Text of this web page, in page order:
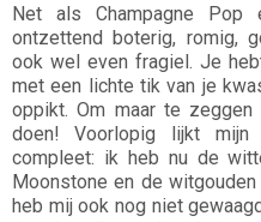
Net als Champagne
ontzettend boterig, romig,
ook wel even fragiel. Je
met een lichte tik van je
oppikt. Om maar te
doen! Voorlopig lijkt mijn
compleet: ik heb nu de
Moonstone en de
heb mij ook nog niet